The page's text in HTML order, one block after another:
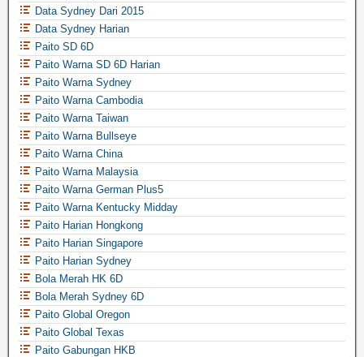
Data Sydney Dari 2015
Data Sydney Harian
Paito SD 6D
Paito Warna SD 6D Harian
Paito Warna Sydney
Paito Warna Cambodia
Paito Warna Taiwan
Paito Warna Bullseye
Paito Warna China
Paito Warna Malaysia
Paito Warna German Plus5
Paito Warna Kentucky Midday
Paito Harian Hongkong
Paito Harian Singapore
Paito Harian Sydney
Bola Merah HK 6D
Bola Merah Sydney 6D
Paito Global Oregon
Paito Global Texas
Paito Gabungan HKB